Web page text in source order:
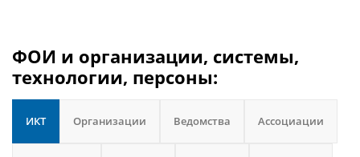
ФОИ и организации, системы,
технологии, персоны:
ИКТ Организации Ведомства Ассоциации